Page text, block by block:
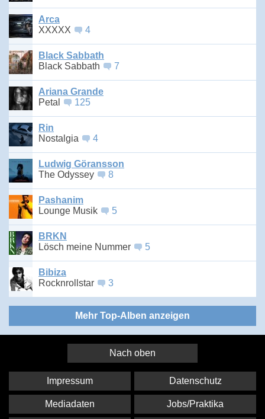
Arca
XXXXX
4
Black Sabbath
Black Sabbath
7
Ariana Grande
Petal
125
Rin
Nostalgia
4
Ludwig Göransson
The Odyssey
8
Pashanim
Lounge Musik
5
BRKN
Lösch meine Nummer
5
Bibiza
Rocknrollstar
3
Mehr Top-Alben anzeigen
Nach oben
Impressum Datenschutz
Mediadaten Jobs/Praktika